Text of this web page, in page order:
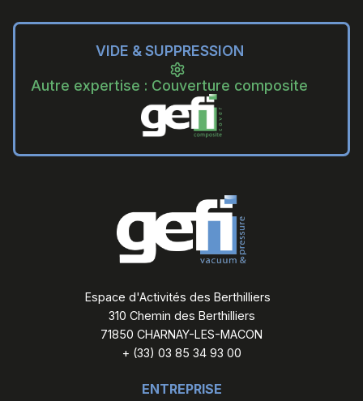
VIDE & SUPPRESSION
Autre expertise : Couverture composite
Espace d'Activités des Berthilliers
310 Chemin des Berthilliers
71850 CHARNAY-LES-MACON
+ (33) 03 85 34 93 00
ENTREPRISE